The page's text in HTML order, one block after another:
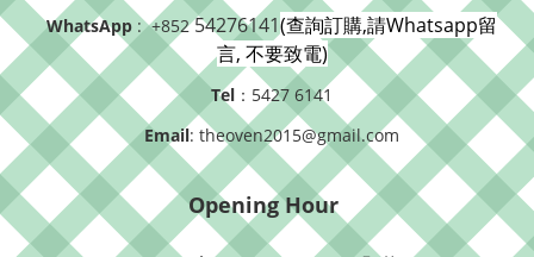
WhatsApp : +85254276141(查詢訂購,請Whatsapp留
言, 不要致電)
Tel ：5427 6141
Email: theoven2015@gmail.com
Opening Hour